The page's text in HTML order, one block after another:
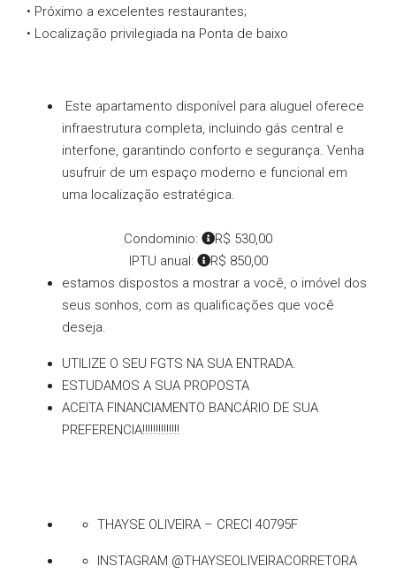
• Próximo a excelentes restaurantes;
• Localização privilegiada na Ponta de baixo
Este apartamento disponível para aluguel oferece
infraestrutura completa, incluindo gás central e
interfone, garantindo conforto e segurança. Venha
usufruir de um espaço moderno e funcional em
uma localização estratégica.
Condominio:
R$ 530,00
IPTU anual:
R$ 850,00
estamos dispostos a mostrar a você, o imóvel dos
seus sonhos, com as qualificações que você
deseja.
UTILIZE O SEU FGTS NA SUA ENTRADA.
ESTUDAMOS A SUA PROPOSTA
ACEITA FINANCIAMENTO BANCÁRIO DE SUA
PREFERENCIA!!!!!!!!!!!!!!
THAYSE OLIVEIRA – CRECI 40795F
INSTAGRAM @THAYSEOLIVEIRACORRETORA